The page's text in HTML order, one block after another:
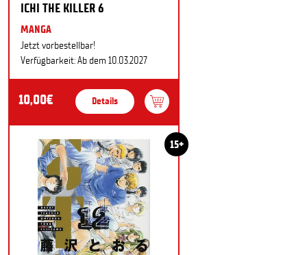
ICHI THE KILLER 6
MANGA
Jetzt vorbestellbar!
Verfügbarkeit: Ab dem 10.03.2027
10,00€ Details
15+